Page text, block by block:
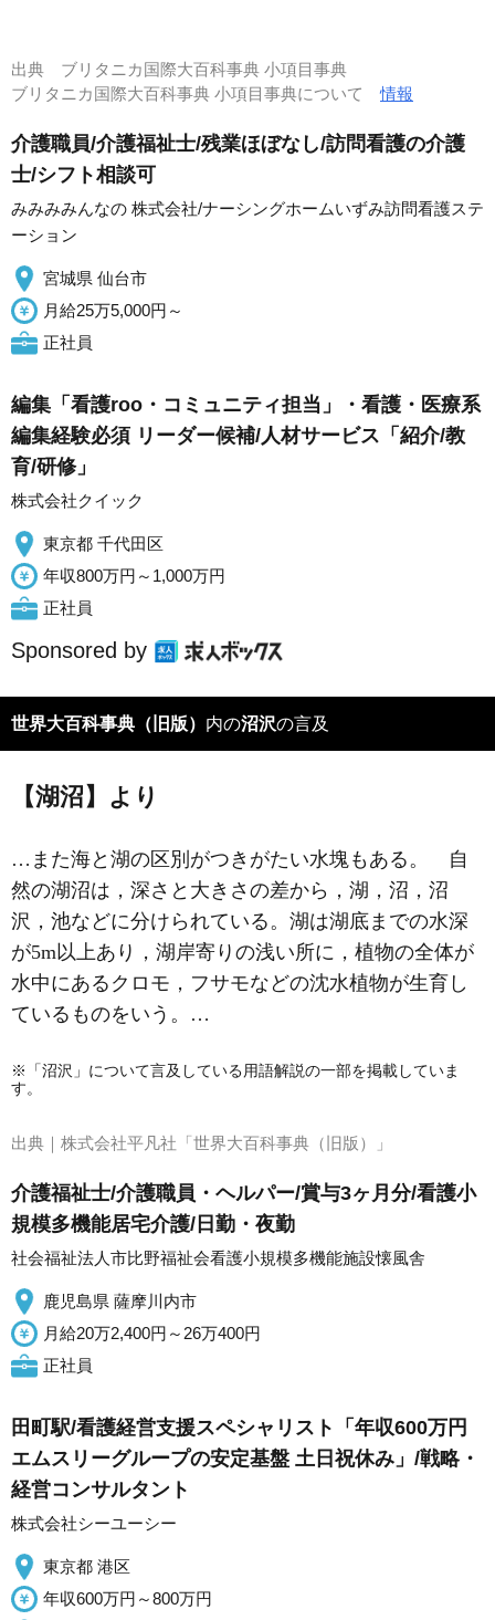
出典 ブリタニカ国際大百科事典 小項目事典
ブリタニカ国際大百科事典 小項目事典について情報
介護職員/介護福祉士/残業ほぼなし/訪問看護の介護
士/シフト相談可
みみみみんなの 株式会社/ナーシングホームいずみ訪問看護ステ
ーション
宮城県 仙台市
月給25万5,000円～
正社員
編集「看護roo・コミュニティ担当」・看護・医療系
編集経験必須 リーダー候補/人材サービス「紹介/教
育/研修」
株式会社クイック
東京都 千代田区
年収800万円～1,000万円
正社員
Sponsored by
世界大百科事典（旧版） 内の沼沢の言及
【湖沼】より
…また海と湖の区別がつきがたい水塊もある。 自
然の湖沼は，深さと大きさの差から，湖，沼，沼
沢，池などに分けられている。湖は湖底までの水深
が5m以上あり，湖岸寄りの浅い所に，植物の全体が
水中にあるクロモ，フサモなどの沈水植物が生育し
ているものをいう。…
※「沼沢」について言及している用語解説の一部を掲載していま
す。
出典｜ 株式会社平凡社「世界大百科事典（旧版）」
介護福祉士/介護職員・ヘルパー/賞与3ヶ月分/看護小
規模多機能居宅介護/日勤・夜勤
社会福祉法人市比野福祉会看護小規模多機能施設懐風舎
鹿児島県 薩摩川内市
月給20万2,400円～26万400円
正社員
田町駅/看護経営支援スペシャリスト「年収600万円
エムスリーグループの安定基盤 土日祝休み」/戦略・
経営コンサルタント
株式会社シーユーシー
東京都 港区
年収600万円～800万円